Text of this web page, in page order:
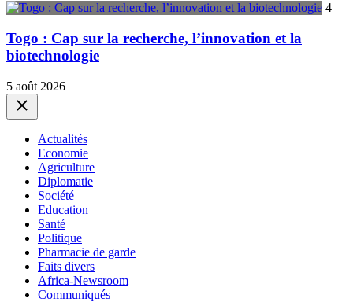
4
Togo : Cap sur la recherche, l’innovation et la
biotechnologie
5 août 2026
Close
Actualités
Economie
Agriculture
Diplomatie
Société
Education
Santé
Politique
Pharmacie de garde
Faits divers
Africa-Newsroom
Communiqués